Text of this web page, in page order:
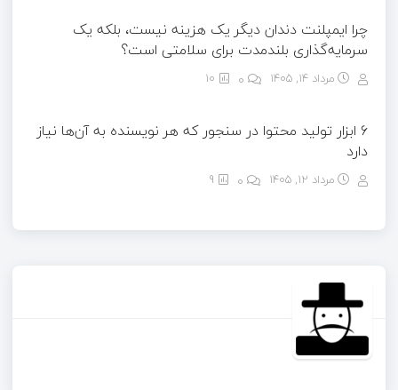
چرا ایمپلنت دندان دیگر یک هزینه نیست، بلکه یک
سرمایه‌گذاری بلندمدت برای سلامتی است؟
مرداد ۱۴, ۱۴۰۵ 10
6 ابزار تولید محتوا در سنجور که هر نویسنده به آن‌ها نیاز
دارد
مرداد ۱۲, ۱۴۰۵ 9